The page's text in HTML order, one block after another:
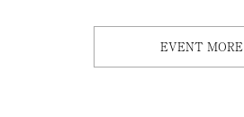
EVENT MORE